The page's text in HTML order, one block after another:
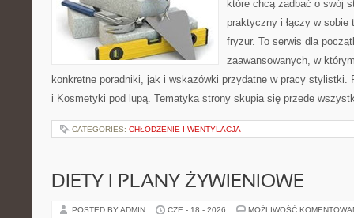
które chcą zadbać o swój
praktyczny i łączy w
fryzur. To serwis dla
zaawansowanych, w
konkretne poradniki, jak i wskazówki przydatne w pracy stylistki.
i Kosmetyki pod lupą. Tematyka strony skupia się przede
CATEGORIES: CHŁODZENIE I WENTYLACJA
DIETY I PLANY ŻYWIENIOWE
POSTED BY ADMIN CZE - 18 - 2026 MOŻLIWOŚĆ